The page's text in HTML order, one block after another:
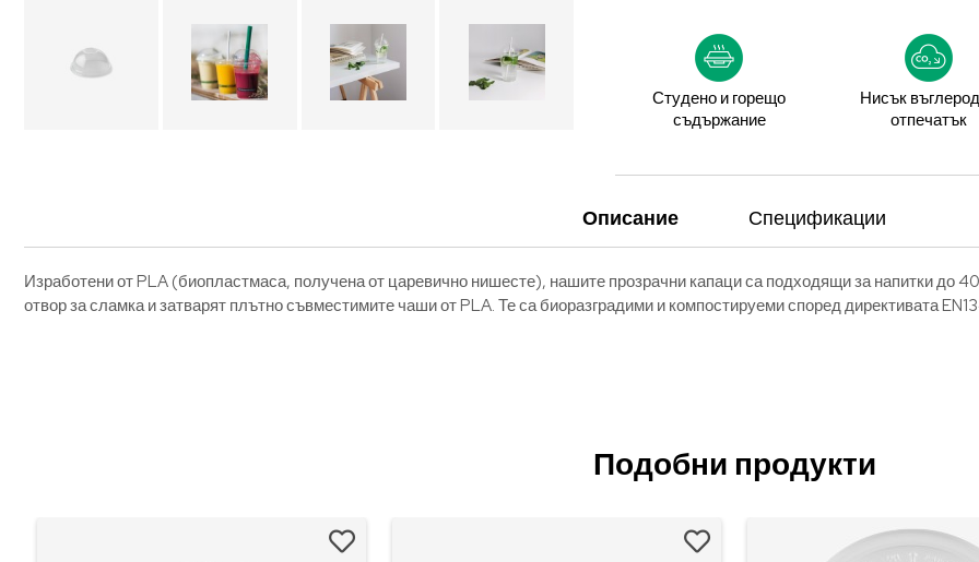
Студено и горещо
съдържание
Нисък
отпечатък
Описание Спецификации
Изработени от PLA (биопластмаса, получена от царевично нишесте), нашите прозрачни капаци са подходящи за напитки до
отвор за сламка и затварят плътно съвместимите чаши от PLA. Те са биоразградими и компостируеми според директивата
Подобни продукти